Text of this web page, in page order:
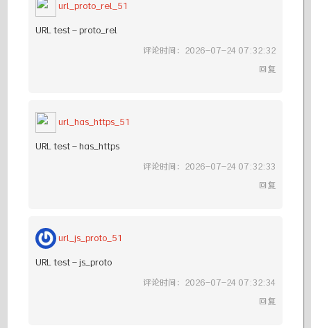
url_proto_rel_51
URL test - proto_rel
评论时间：2026-07-24 07:32:32
回复
url_has_https_51
URL test - has_https
评论时间：2026-07-24 07:32:33
回复
url_js_proto_51
URL test - js_proto
评论时间：2026-07-24 07:32:34
回复